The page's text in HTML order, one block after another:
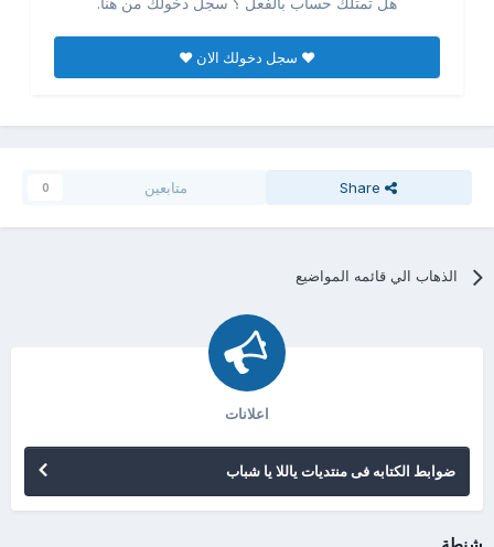
♥ سجل دخولك الان ♥
Share متابعين 0
الذهاب الي قائمه المواضيع
اعلانات
ضوابط الكتابه فى منتديات ياللا يا شباب